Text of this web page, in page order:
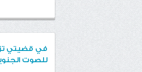
في قضيتي
للصوت